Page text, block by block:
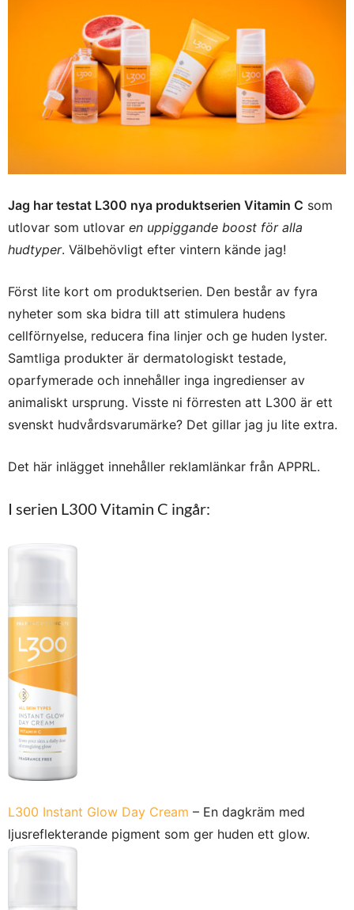
Jag har testat L300 nya produktserien Vitamin C som
utlovar som utlovar en uppiggande boost för alla
hudtyper. Välbehövligt efter vintern kände jag!
Först lite kort om produktserien. Den består av fyra
nyheter som ska bidra till att stimulera hudens
cellförnyelse, reducera fina linjer och ge huden lyster.
Samtliga produkter är dermatologiskt testade,
oparfymerade och innehåller inga ingredienser av
animaliskt ursprung. Visste ni förresten att L300 är ett
svenskt hudvårdsvarumärke? Det gillar jag ju lite extra.
Det här inlägget innehåller reklamlänkar från APPRL.
I serien L300 Vitamin C ingår:
L300 Instant Glow Day Cream – En dagkräm med
ljusreflekterande pigment som ger huden ett glow.